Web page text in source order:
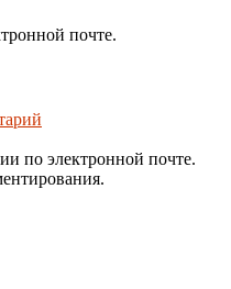
почте.
по электронной почте.